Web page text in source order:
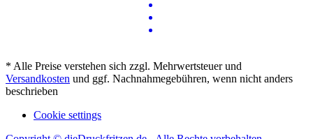
* Alle Preise verstehen sich zzgl. Mehrwertsteuer und
Versandkosten und ggf. Nachnahmegebühren, wenn nicht anders
beschrieben
Cookie settings